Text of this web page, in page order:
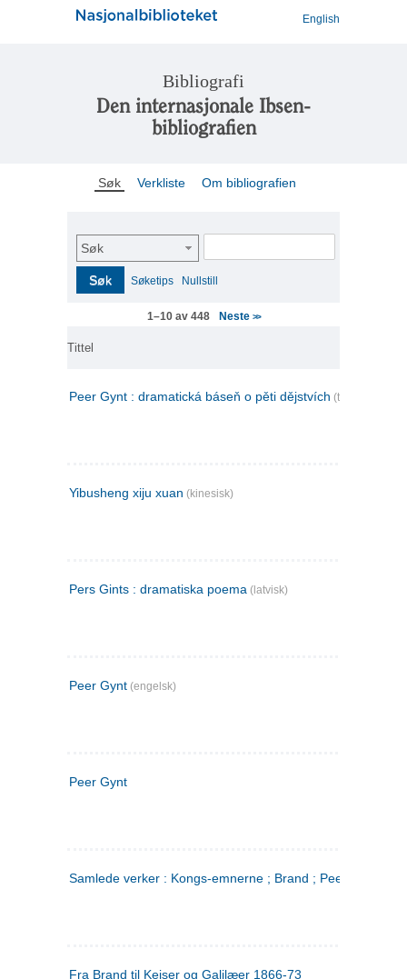
English
Bibliografi
Den internasjonale Ibsen-
bibliografien
Søk Verkliste Om bibliografien
Søk
Søk Søketips Nullstill
1–10 av 448 Neste >>
Tittel
Peer Gynt : dramatická báseň o pěti dějstvích (tsjekkisk)
Yibusheng xiju xuan (kinesisk)
Pers Gints : dramatiska poema (latvisk)
Peer Gynt (engelsk)
Peer Gynt
Samlede verker : Kongs-emnerne ; Brand ; Peer Gynt. 2
Fra Brand til Keiser og Galilæer 1866-73